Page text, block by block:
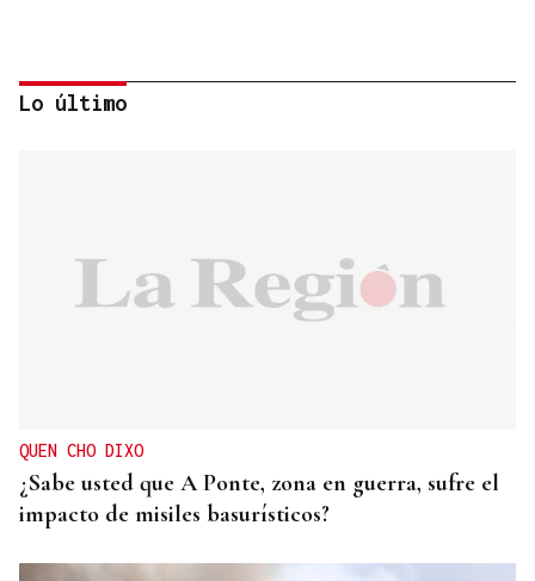
Lo último
QUEN CHO DIXO
¿Sabe usted que A Ponte, zona en guerra, sufre el
impacto de misiles basurísticos?